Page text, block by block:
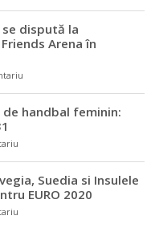
se dispută la
Arena în
handbal feminin:
Suedia si Insulele
EURO 2020